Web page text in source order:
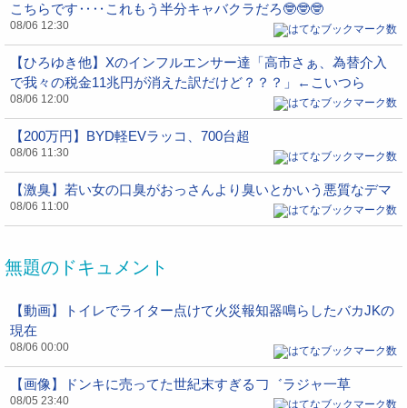
こちらです‥‥これもう半分キャバクラだろ🤓🤓🤓
08/06 12:30
【ひろゆき他】Xのインフルエンサー達「高市さぁ、為替介入
で我々の税金11兆円が消えた訳だけど？？？」←こいつら
08/06 12:00
【200万円】BYD軽EVラッコ、700台超
08/06 11:30
【激臭】若い女の口臭がおっさんより臭いとかいう悪質なデマ
08/06 11:00
無題のドキュメント
【動画】トイレでライター点けて火災報知器鳴らしたバカJKの
現在
08/06 00:00
【画像】ドンキに売ってた世紀末すぎる𠃌゛ラジャ一草
08/05 23:40